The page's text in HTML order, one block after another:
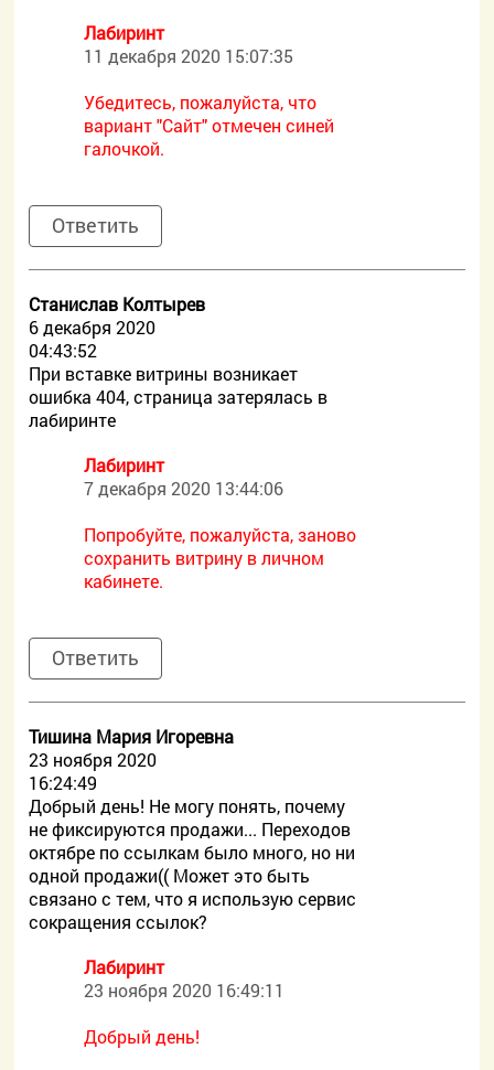
Лабиринт
11 декабря 2020 15:07:35
Убедитесь, пожалуйста, что
вариант "Сайт" отмечен синей
галочкой.
Ответить
Станислав Колтырев
6 декабря 2020
04:43:52
При вставке витрины возникает
ошибка 404, страница затерялась в
лабиринте
Лабиринт
7 декабря 2020 13:44:06
Попробуйте, пожалуйста, заново
сохранить витрину в личном
кабинете.
Ответить
Тишина Мария Игоревна
23 ноября 2020
16:24:49
Добрый день! Не могу понять, почему
не фиксируются продажи... Переходов
октябре по ссылкам было много, но ни
одной продажи(( Может это быть
связано с тем, что я использую сервис
сокращения ссылок?
Лабиринт
23 ноября 2020 16:49:11
Добрый день!